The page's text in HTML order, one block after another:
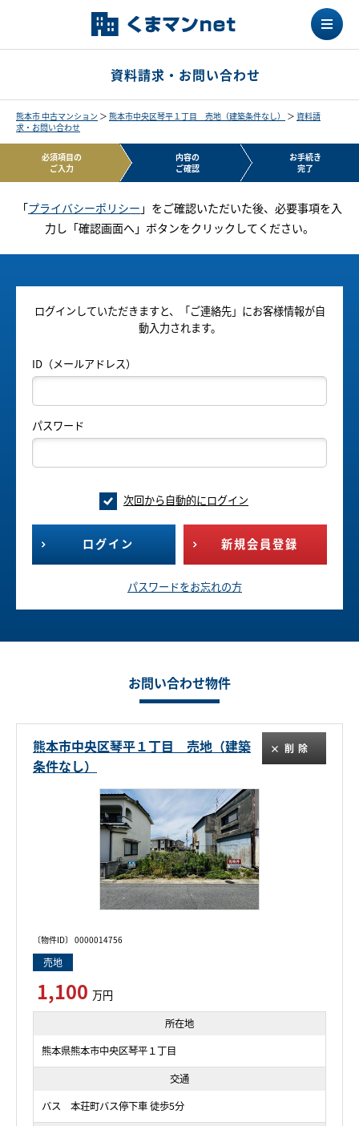
資料請求・お問い合わせ
熊本市 中古マンション ＞ 熊本市中央区琴平１丁目 売地（建築条件なし） ＞ 資料請
求・お問い合わせ
必須項目の
ご入力
内容の
ご確認
お手続き
完了
「プライバシーポリシー 」をご確認いただいた後、必要事項を入
力し「確認画面へ」ボタンをクリックしてください。
ログインしていただきますと、「ご連絡先」にお客様情報が自
動入力されます。
ID（メールアドレス）
パスワード
次回から自動的にログイン
ログイン 新規会員登録
パスワードをお忘れの方
お問い合わせ物件
熊本市中央区琴平１丁目 売地（建築
条件なし）
削除
〔物件ID〕 0000014756
売地
1,100 万円
所在地
熊本県熊本市中央区琴平１丁目
交通
バス 本荘町バス停下車 徒歩5分